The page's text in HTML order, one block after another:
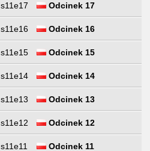
s11e17 Odcinek 17
s11e16 Odcinek 16
s11e15 Odcinek 15
s11e14 Odcinek 14
s11e13 Odcinek 13
s11e12 Odcinek 12
s11e11 Odcinek 11